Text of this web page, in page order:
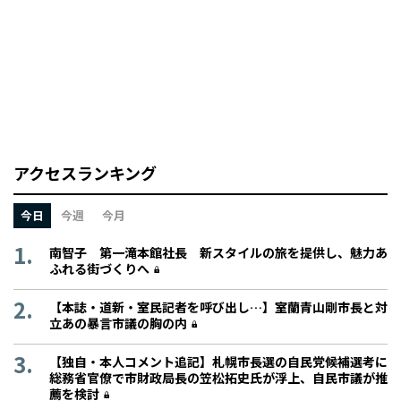
アクセスランキング
今日 今週 今月
南智子 第一滝本館社長 新スタイルの旅を提供し、魅力あ
ふれる街づくりへ
【本誌・道新・室民記者を呼び出し…】室蘭青山剛市長と対
立あの暴言市議の胸の内
【独自・本人コメント追記】札幌市長選の自民党候補選考に
総務省官僚で市財政局長の笠松拓史氏が浮上、自民市議が推
薦を検討